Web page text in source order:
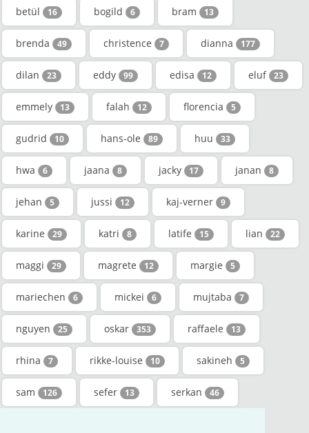
betül 16 bogild 6 bram 13
brenda 49 christence 7 dianna 177
dilan 23 eddy 99 edisa 12 eluf 23
emmely 13 falah 12 florencia 5
gudrid 10 hans-ole 89 huu 33
hwa 6 jaana 8 jacky 17 janan 8
jehan 5 jussi 12 kaj-verner 9
karine 29 katri 8 latife 15 lian 22
maggi 29 magrete 12 margie 5
mariechen 6 mickei 6 mujtaba 7
nguyen 25 oskar 353 raffaele 13
rhina 7 rikke-louise 10 sakineh 5
sam 126 sefer 13 serkan 46